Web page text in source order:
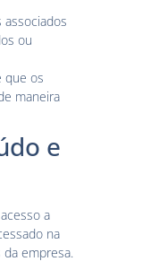
associados
ou
que os
maneira
e
a
na
empresa.